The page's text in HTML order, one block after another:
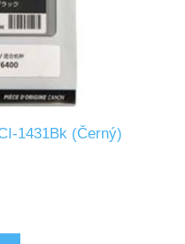
1431Bk (Černý)